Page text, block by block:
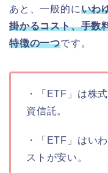
あと、一般的にいわ
掛かるコスト、手数
特徴の一つです。
・「ETF」は株
資信託。
・「ETF」はい
ストが安い。